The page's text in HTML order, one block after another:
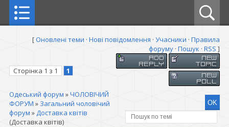
[Оновлені теми · Нові повідомлення · Учасники · Правила
форуму · Пошук · RSS ]
Сторінка 1 з 1 1
Одеський форум »ЧОЛОВІЧИЙ
ФОРУМ » Загальний чоловічий
форум »Доставка квітів
(Доставка квітів)